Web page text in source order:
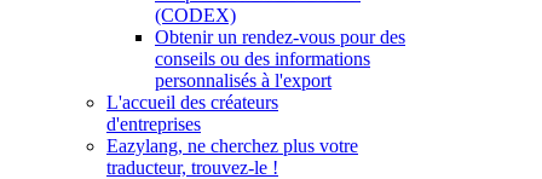
(CODEX)
Obtenir un rendez-vous pour des
conseils ou des informations
personnalisés à l'export
L'accueil des créateurs
d'entreprises
Eazylang, ne cherchez plus votre
traducteur, trouvez-le !